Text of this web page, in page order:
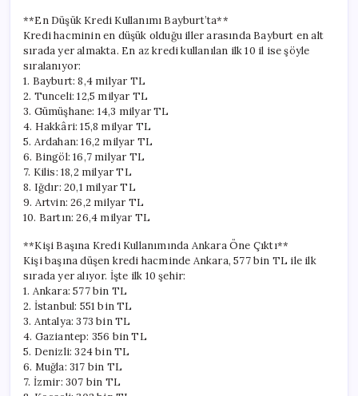
**En Düşük Kredi Kullanımı Bayburt’ta**
Kredi hacminin en düşük olduğu iller arasında Bayburt en alt
sırada yer almakta. En az kredi kullanılan ilk 10 il ise şöyle
sıralanıyor:
1. Bayburt: 8,4 milyar TL
2. Tunceli: 12,5 milyar TL
3. Gümüşhane: 14,3 milyar TL
4. Hakkâri: 15,8 milyar TL
5. Ardahan: 16,2 milyar TL
6. Bingöl: 16,7 milyar TL
7. Kilis: 18,2 milyar TL
8. Iğdır: 20,1 milyar TL
9. Artvin: 26,2 milyar TL
10. Bartın: 26,4 milyar TL
**Kişi Başına Kredi Kullanımında Ankara Öne Çıktı**
Kişi başına düşen kredi hacminde Ankara, 577 bin TL ile ilk
sırada yer alıyor. İşte ilk 10 şehir:
1. Ankara: 577 bin TL
2. İstanbul: 551 bin TL
3. Antalya: 373 bin TL
4. Gaziantep: 356 bin TL
5. Denizli: 324 bin TL
6. Muğla: 317 bin TL
7. İzmir: 307 bin TL